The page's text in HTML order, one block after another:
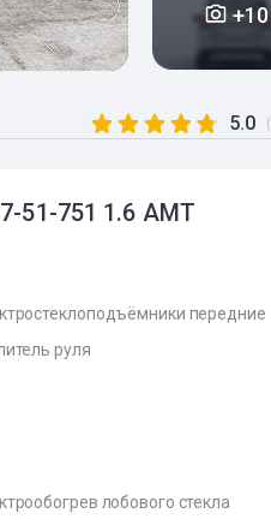
+10
5.0 (
51-751 1.6 AMT
передние
руля
лобового стекла